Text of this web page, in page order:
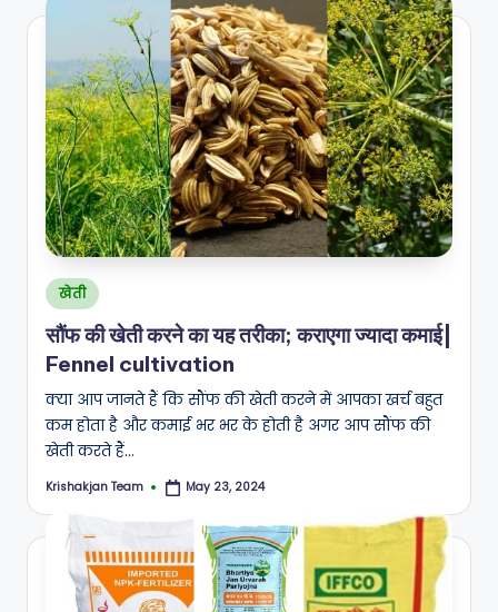
Posted
in
खेती
सौंफ की खेती करने का यह तरीका; कराएगा ज्यादा कमाई|
Fennel cultivation
क्या आप जानते हैं कि सौंफ की खेती करने में आपका खर्च बहुत
कम होता है और कमाई भर भर के होती है अगर आप सौंफ की
खेती करते हैं…
Posted
Krishakjan Team May 23, 2024